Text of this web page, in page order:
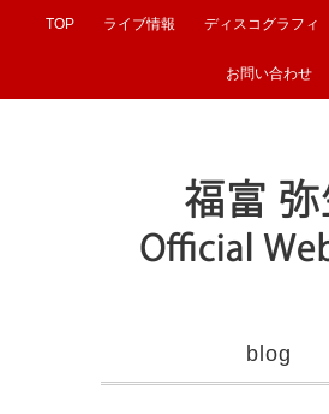
TOP ライブ情報 ディスコグラフィ
お問い合わせ
blog